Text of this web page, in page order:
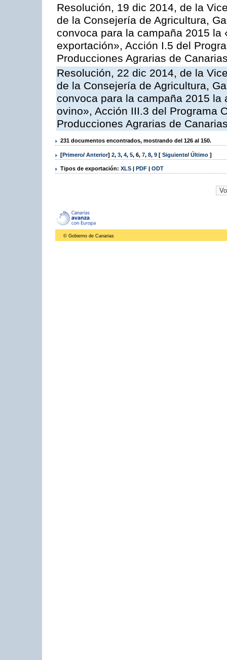
Resolución, 19 dic 2014, de la
de la Consejería de Agricultura,
convoca para la campaña 2015
exportación», Acción I.5 del
Producciones Agrarias de
Resolución, 22 dic 2014, de la
de la Consejería de Agricultura,
convoca para la campaña 2015
ovino», Acción III.3 del Programa
Producciones Agrarias de
231 documentos encontrados, mostrando del 126 al 150.
[Primero/ Anterior] 2, 3, 4, 5, 6, 7, 8, 9 [ Siguiente/ Último ]
Tipos de exportación: XLS | PDF | ODT
© Gobierno de Canarias